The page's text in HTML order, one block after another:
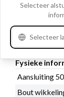
Opmerkingen
Fysieke
Aansluiting 50
Bout
Selecteer
Selecteer